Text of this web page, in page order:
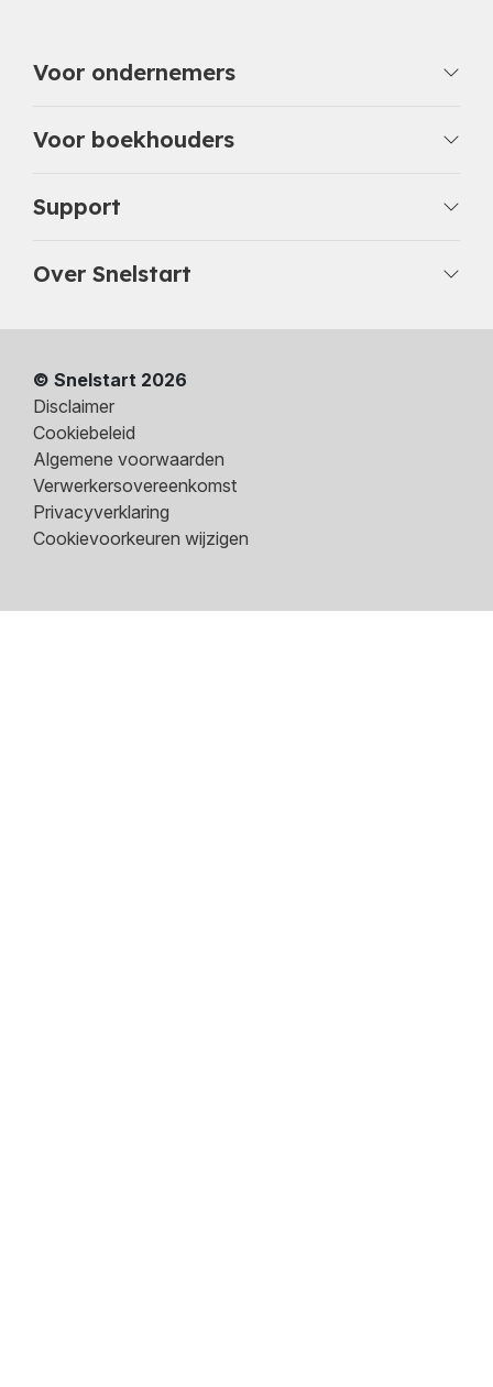
Voor ondernemers
Voor boekhouders
Support
Over Snelstart
© Snelstart 2026
Disclaimer
Cookiebeleid
Algemene voorwaarden
Verwerkersovereenkomst
Privacyverklaring
Cookievoorkeuren wijzigen